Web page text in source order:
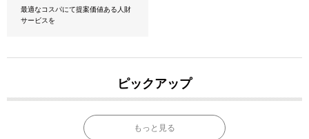
最適なコスパにて提案価値ある人財
サービスを
ピックアップ
もっと見る